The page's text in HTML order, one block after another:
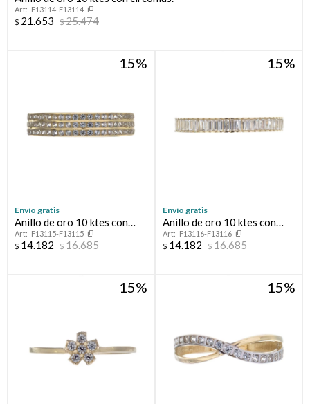
F13114-F13114
$ 21.653 $25.474
15
Envío gratis
Anillo de oro 10 ktes con
circonias, MEDIO SIN FIN.
F13115-F13115
$ 14.182 $16.685
15
Envío gratis
Anillo de oro 10 ktes con
circonias, MEDIO SIN FIN.
F13116-F13116
$ 14.182 $16.685
15 15
Compromiso